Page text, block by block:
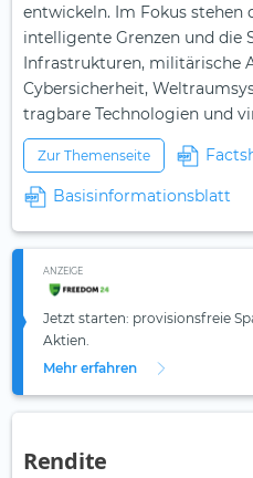
entwickeln. Im Fokus stehen
intelligente Grenzen und die
Infrastrukturen, militärische
Cybersicherheit,
tragbare Technologien und
Zur Themenseite
Basisinformationsblatt
ANZEIGE
Jetzt starten: provisionsfreie
Aktien.
Mehr erfahren
Rendite